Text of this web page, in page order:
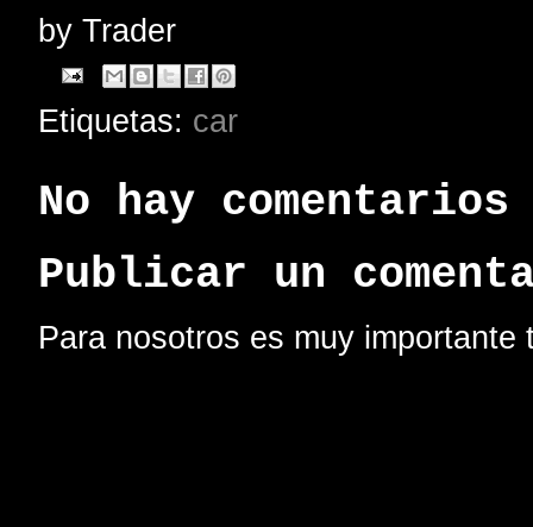
by Trader
Etiquetas: car
No hay
Publicar un
Para nosotros es muy